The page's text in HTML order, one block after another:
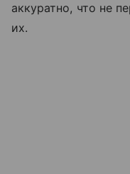
аккуратно, что не
их.